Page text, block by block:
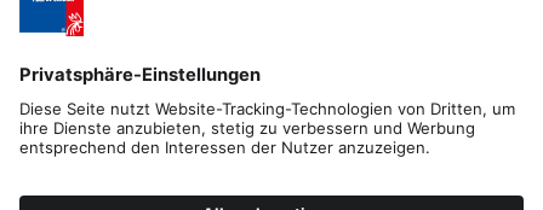
Impressum Datenschutz
Barrierefreiheitserklärung